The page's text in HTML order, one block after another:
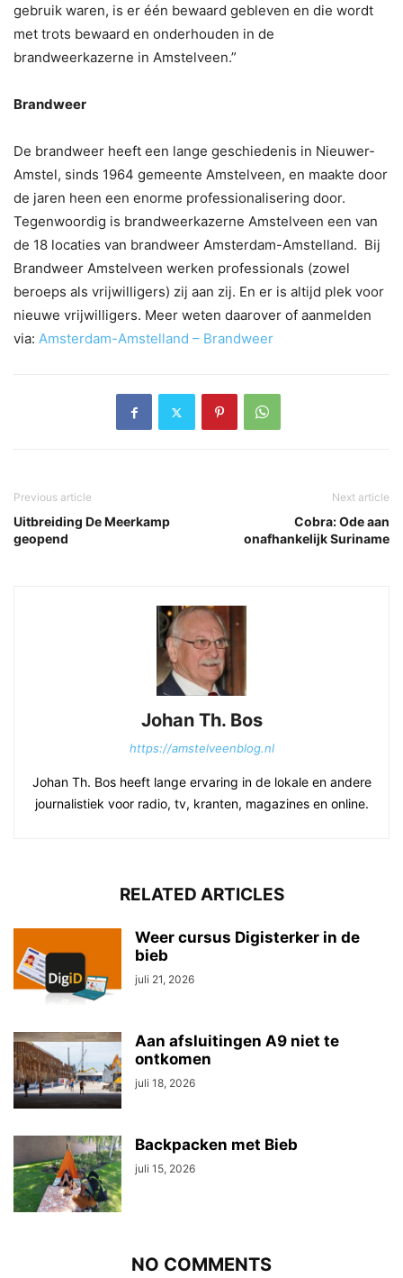
gebruik waren, is er één bewaard gebleven en die wordt
met trots bewaard en onderhouden in de
brandweerkazerne in Amstelveen.”
Brandweer
De brandweer heeft een lange geschiedenis in Nieuwer-
Amstel, sinds 1964 gemeente Amstelveen, en maakte door
de jaren heen een enorme professionalisering door.
Tegenwoordig is brandweerkazerne Amstelveen een van
de 18 locaties van brandweer Amsterdam-Amstelland. Bij
Brandweer Amstelveen werken professionals (zowel
beroeps als vrijwilligers) zij aan zij. En er is altijd plek voor
nieuwe vrijwilligers. Meer weten daarover of aanmelden
via: Amsterdam-Amstelland – Brandweer
Previous article
Uitbreiding De Meerkamp
geopend
Next article
Cobra: Ode aan
onafhankelijk Suriname
Johan Th. Bos
https://amstelveenblog.nl
Johan Th. Bos heeft lange ervaring in de lokale en andere
journalistiek voor radio, tv, kranten, magazines en online.
RELATED ARTICLES
Weer cursus Digisterker in de
bieb
juli 21, 2026
Aan afsluitingen A9 niet te
ontkomen
juli 18, 2026
Backpacken met Bieb
juli 15, 2026
NO COMMENTS